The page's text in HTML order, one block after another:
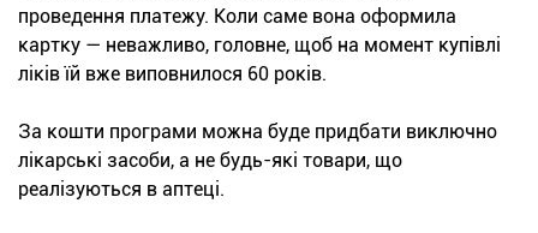
проведення платежу. Коли саме вона оформила
картку — неважливо, головне, щоб на момент купівлі
ліків їй вже виповнилося 60 років.
За кошти програми можна буде придбати виключно
лікарські засоби, а не будь-які товари, що
реалізуються в аптеці.